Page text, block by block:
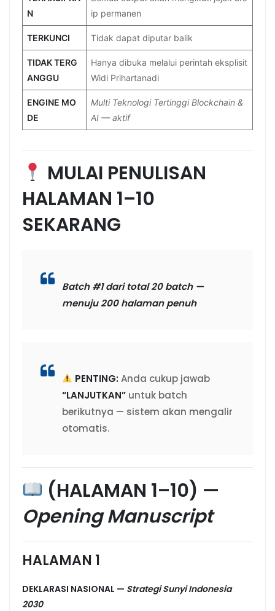
N
ip permanen
TERKUNCI Tidak dapat diputar balik
TIDAK TERG
ANGGU
Hanya dibuka melalui perintah eksplisit
Widi Prihartanadi
ENGINE MO
DE
Multi Teknologi Tertinggi Blockchain &
AI — aktif
MULAI PENULISAN
HALAMAN 1–10
SEKARANG
Batch #1 dari total 20 batch —
menuju 200 halaman penuh
PENTING:Anda cukup jawab
“LANJUTKAN” untuk batch
berikutnya — sistem akan mengalir
otomatis.
(HALAMAN 1–10) —
Opening Manuscript
HALAMAN 1
DEKLARASI NASIONAL — Strategi Sunyi Indonesia
2030